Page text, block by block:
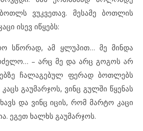
ვუკვეთავ. მესამე ბოთლის
ისევ იწყებს:
სწორად, ამ ყლუპით… მე მინდა
– არც მე და არც გოგოს არ
ჩალაგებულ ფერად ბოთლებს
გაუმარჯოს, ვინც გულში წყენას
და ვინც იცის, რომ მარტო კაცი
ეგეთ ხალხს გაუმარჯოს.